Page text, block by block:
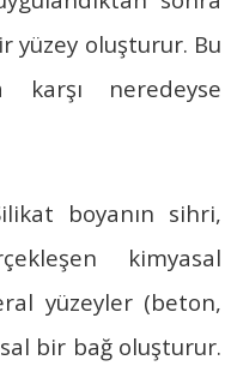
yüzey oluşturur. Bu
karşı neredeyse
boyanın sihri,
kimyasal
yüzeyler (beton,
bir bağ oluşturur.